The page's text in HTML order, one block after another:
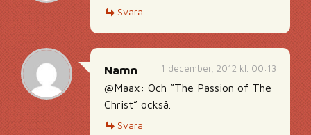
Svara
1 december, 2012 kl. 00:13
Namn
@Maax: Och ”The Passion of The
Christ” också.
Svara